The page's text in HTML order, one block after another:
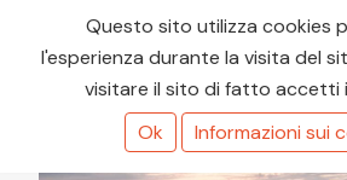
Questo sito utilizza cookies
l'esperienza durante la visita del
visitare il sito di fatto accetti
Ok
Informazioni sui